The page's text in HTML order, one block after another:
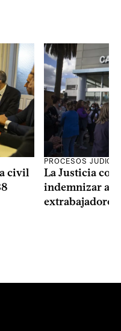
civil
PROCESOS
La Justicia
indemnizar a
extrabajadores